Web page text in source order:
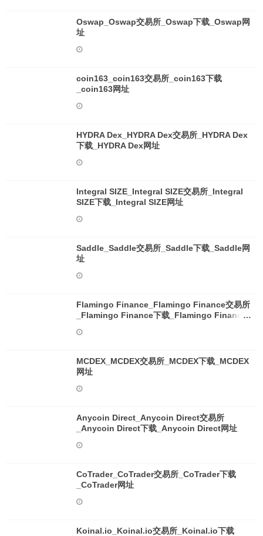
Oswap_Oswap交易所_Oswap下载_Oswap网
址
coin163_coin163交易所_coin163下载
_coin163网址
HYDRA Dex_HYDRA Dex交易所_HYDRA Dex
下载_HYDRA Dex网址
Integral SIZE_Integral SIZE交易所_Integral
SIZE下载_Integral SIZE网址
Saddle_Saddle交易所_Saddle下载_Saddle网
址
Flamingo Finance_Flamingo Finance交易所
_Flamingo Finance下载_Flamingo Finance
MCDEX_MCDEX交易所_MCDEX下载_MCDEX
网址
Anycoin Direct_Anycoin Direct交易所
_Anycoin Direct下载_Anycoin Direct网址
CoTrader_CoTrader交易所_CoTrader下载
_CoTrader网址
Koinal.io_Koinal.io交易所_Koinal.io下载